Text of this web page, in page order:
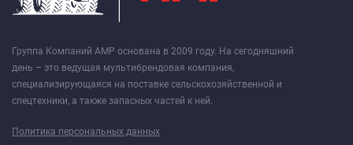
Группа Компаний АМР основана в 2009 году. На сегодняшний
день – это ведущая мультибрендовая компания,
специализирующаяся на поставке сельскохозяйственной и
спецтехники, а также запасных частей к ней.
Политика персональных данных